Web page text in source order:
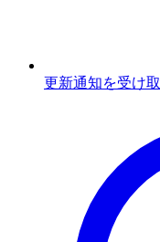
更新通知を受け